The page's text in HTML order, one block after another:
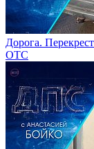
Дорога.
ОТС